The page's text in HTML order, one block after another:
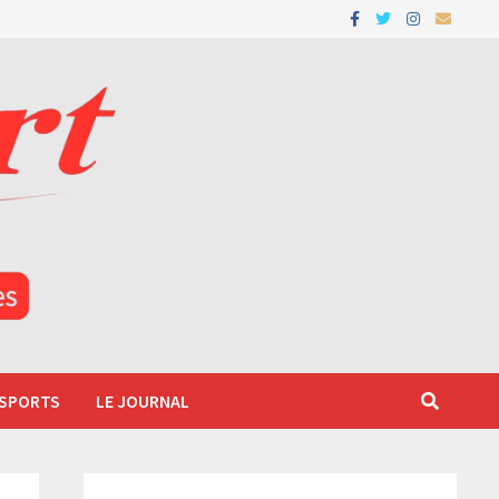
LE JOURNAL